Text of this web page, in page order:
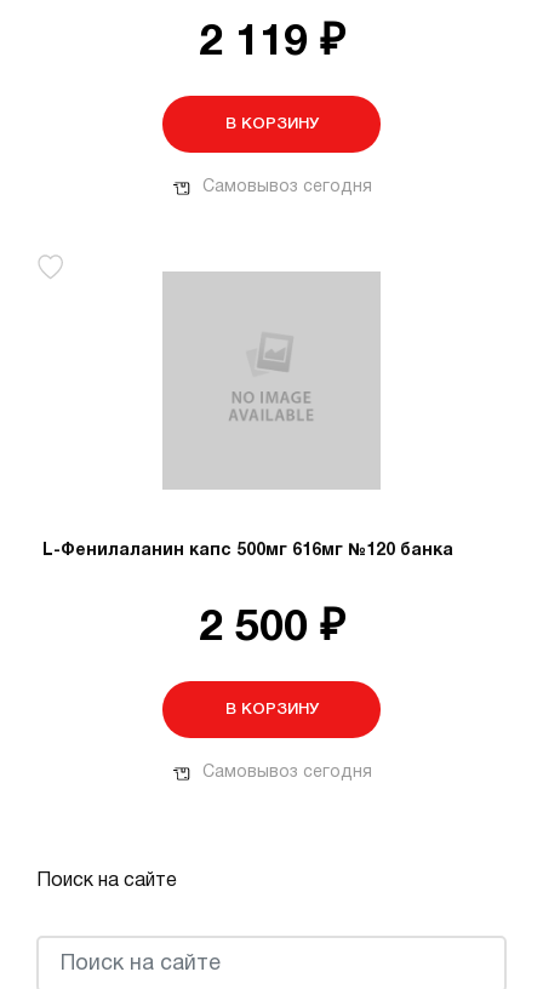
2 119 ₽
В КОРЗИНУ
Самовывоз сегодня
L-Фенилаланин капс 500мг 616мг №120 банка
2 500 ₽
В КОРЗИНУ
Самовывоз сегодня
Поиск на сайте